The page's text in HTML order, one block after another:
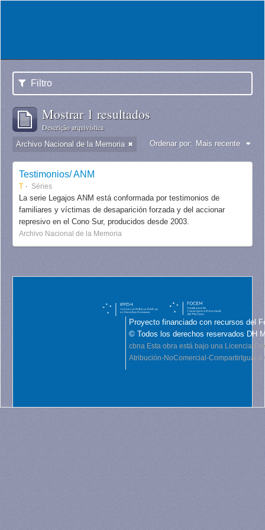
Filtro
Mostrar 1 resultados
Descrição arquivística
Archivo Nacional de la Memoria Ordenar por: Mais recente
Testimonios/ ANM
T Séries
La serie Legajos ANM está conformada por testimonios de
familiares y víctimas de desaparición forzada y del accionar
represivo en el Cono Sur, producidos desde 2003.
Archivo Nacional de la Memoria
Proyecto financiado con recursos del
© Todos los derechos reservados DH
cbna Esta obra está bajo una Licencia
Atribución-NoComercial-CompartirIgual